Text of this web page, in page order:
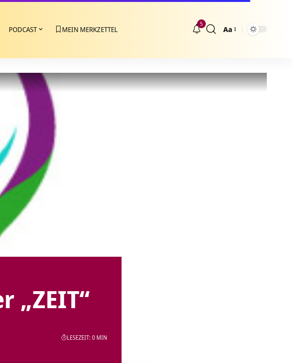
PODCAST MEIN MERKZETTEL
5
Größenänderung
Aa
„ZEIT“
LESEZEIT: 0 MIN